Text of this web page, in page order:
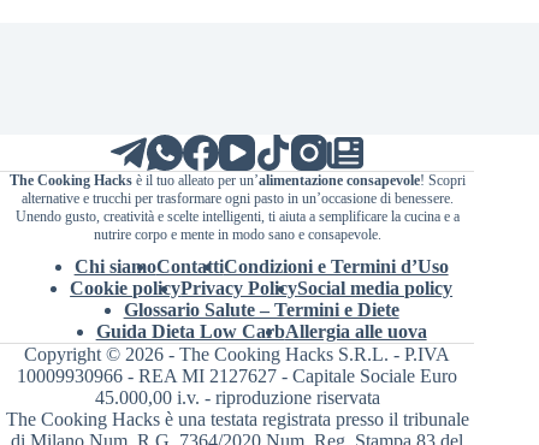
The Cooking Hacksè il tuo alleato per un’alimentazione consapevole! Scopri
alternative e trucchi per trasformare ogni pasto in un’occasione di benessere.
Unendo gusto, creatività e scelte intelligenti, ti aiuta a semplificare la cucina e a
nutrire corpo e mente in modo sano e consapevole.
Chi siamoContattiCondizioni e Termini d’Uso
Cookie policyPrivacy PolicySocial media policy
Glossario Salute – Termini e Diete
Guida Dieta Low CarbAllergia alle uova
Copyright © 2026 - The Cooking Hacks S.R.L. - P.IVA
10009930966 - REA MI 2127627 - Capitale Sociale Euro
45.000,00 i.v. - riproduzione riservata
The Cooking Hacks è una testata registrata presso il tribunale
di Milano Num. R.G. 7364/2020 Num. Reg. Stampa 83 del